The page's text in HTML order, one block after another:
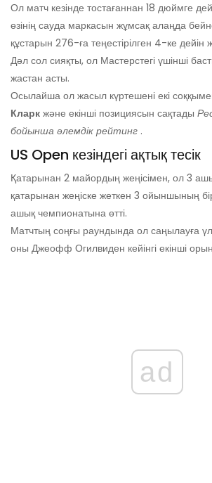
Ол матч кезінде тостағаннан 18 дюймге
өзінің сауда маркасын жұмсақ алаңда
құстарын 276-ға теңестірілген 4-ке дейін
Дәл сол сияқты, ол Мастерстегі үшінші
жастан асты.
Осылайша ол жасыл күртешені екі
Кларк және екінші позициясын сақтады
бойынша әлемдік рейтинг .
US Open кезіндегі ақтық тесік
Қатарынан 2 майордың жеңісімен, ол 3
қатарынан жеңіске жеткен 3 ойыншының
ашық чемпионатына өтті.
Матчтың соңғы раундында ол саңылауға
оны Джеофф Огилвиден кейінгі екінші
ad